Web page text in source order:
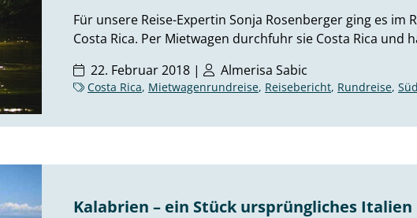
Für unsere Reise-Expertin Sonja Rosenberger ging es
Costa Rica. Per Mietwagen durchfuhr sie Costa Rica
22. Februar 2018 |
Almerisa Sabic
Costa Rica, Mietwagenrundreise, Reisebericht, Rundreise,
Kalabrien – ein Stück ursprüngliches Italien